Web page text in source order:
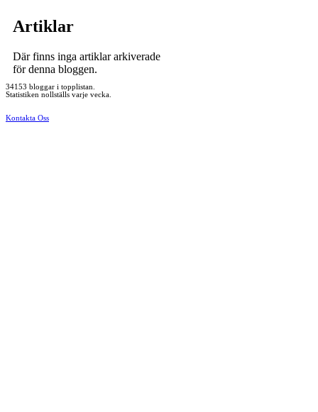
Artiklar
Där finns inga artiklar arkiverade
för denna bloggen.
34153 bloggar i topplistan.
Statistiken nollställs varje vecka.
Kontakta Oss